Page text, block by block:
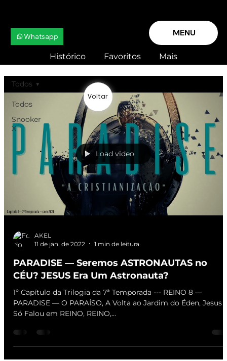
MENU
Whatsapp
Histórico Favoritos Mais
Todos
Snooker
X
Todos
Load video
AKEL
11 de jan. de 2022
1 min de leitura
PARADISE — Seremos ASTRONAUTAS no
CÉU? JESUS Era Um Astronauta?
1º Capítulo da Trilogia da 7ª Temporada --- REINO 8 —
PARADISE — O PARAÍSO, A Volta ao Jardim do Éden, Jesus
Só Falou em REINO, REINO,...
Voltar